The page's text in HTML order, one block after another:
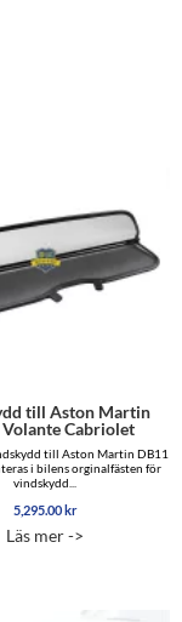
till Aston Martin
Volante Cabriolet
till Aston Martin DB11
i bilens orginalfästen för
vindskydd...
5,295.00kr
Läs mer ->